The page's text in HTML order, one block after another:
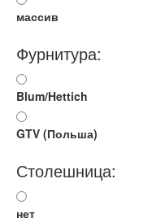
массив
Фурнитура:
Blum/Hettich
GTV (Польша)
Столешница:
нет